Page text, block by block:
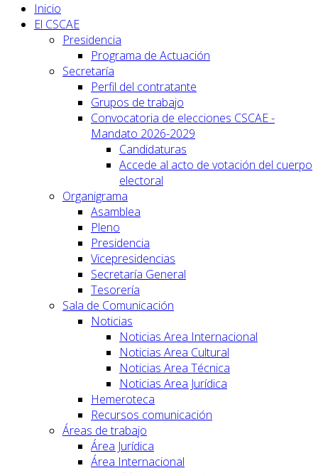
Inicio
El CSCAE
Presidencia
Programa de Actuación
Secretaría
Perfil del contratante
Grupos de trabajo
Convocatoria de elecciones CSCAE -
Mandato 2026-2029
Candidaturas
Accede al acto de votación del cuerpo
electoral
Organigrama
Asamblea
Pleno
Presidencia
Vicepresidencias
Secretaría General
Tesorería
Sala de Comunicación
Noticias
Noticias Area Internacional
Noticias Area Cultural
Noticias Area Técnica
Noticias Area Jurídica
Hemeroteca
Recursos comunicación
Áreas de trabajo
Área Jurídica
Área Internacional